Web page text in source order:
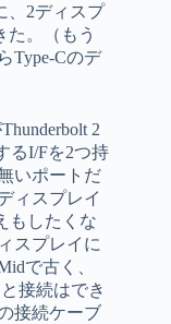
、2ディスプ
た。（もう
Type-Cのデ
2
るI/Fを2つ持
いポートだ
ィスプレイ
もしたくな
スプレイに
で古く、
接続はでき
接続ケーブ